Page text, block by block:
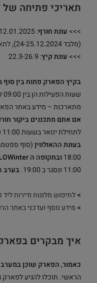
תאריכי פתיחה
>>> עונת חורף
(מלבד 24-25.12.2024),
>>> עונת קיץ: 22.3-26.9
בקיץ הפארק פתוח בין
מתארכות – מידע באתר
אם אתם מתכננים ביקור
לתחילת ינואר בשעות 11:00 עד 19:00.
בעונת ההאולווין(סוף
18:00 ובתקופה ה HALLOWinter
11:00 ונסגר ב 19:00.
בערב
>לחיפוש מלונות ודירות
> מידע נוסף ועדכני באתר
איך מבקרים
כאמור, הפארק שוכן
הראשי. תוכלו להגיע לפארק